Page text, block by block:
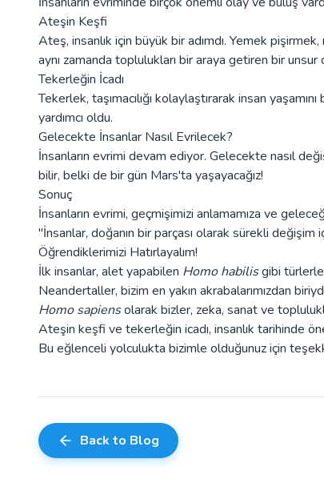
Ateşin Keşfi
Ateş, insanlık için büyük bir adımdı. Yemek
aynı zamanda toplulukları bir araya getiren bir unsur
Tekerleğin İcadı
Tekerlek, taşımacılığı kolaylaştırarak insan
yardımcı oldu.
Gelecekte İnsanlar Nasıl Evrilecek?
İnsanların evrimi devam ediyor. Gelecekte nasıl
bilir, belki de bir gün Mars'ta yaşayacağız!
Sonuç
İnsanların evrimi, geçmişimizi anlamamıza ve
"İnsanlar, doğanın bir parçası olarak sürekli
Öğrendiklerimizi Hatırlayalım!
İlk insanlar, alet yapabilen Homo habilisgibi türlerle
Neandertaller, bizim en yakın akrabalarımızdan
Homo sapiensolarak bizler, zeka, sanat ve
Ateşin keşfi ve tekerleğin icadı, insanlık tarihinde
Bu eğlenceli yolculukta bizimle olduğunuz için
Back to Blog